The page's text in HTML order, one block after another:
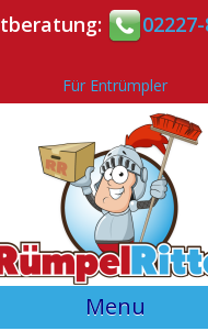
Für Entrümpler
Menu